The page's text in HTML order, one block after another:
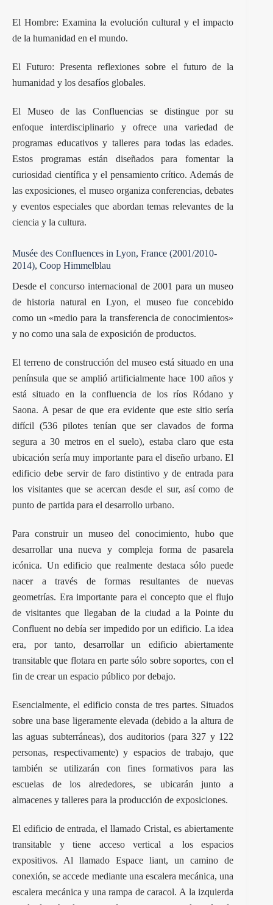
El Hombre: Examina la evolución cultural y el impacto
de la humanidad en el mundo.
El Futuro: Presenta reflexiones sobre el futuro de la
humanidad y los desafíos globales.
El Museo de las Confluencias se distingue por su
enfoque interdisciplinario y ofrece una variedad de
programas educativos y talleres para todas las edades.
Estos programas están diseñados para fomentar la
curiosidad científica y el pensamiento crítico. Además de
las exposiciones, el museo organiza conferencias, debates
y eventos especiales que abordan temas relevantes de la
ciencia y la cultura.
Musée des Confluences in Lyon, France (2001/2010-
2014), Coop Himmelblau
Desde el concurso internacional de 2001 para un museo
de historia natural en Lyon, el museo fue concebido
como un «medio para la transferencia de conocimientos»
y no como una sala de exposición de productos.
El terreno de construcción del museo está situado en una
península que se amplió artificialmente hace 100 años y
está situado en la confluencia de los ríos Ródano y
Saona. A pesar de que era evidente que este sitio sería
difícil (536 pilotes tenían que ser clavados de forma
segura a 30 metros en el suelo), estaba claro que esta
ubicación sería muy importante para el diseño urbano. El
edificio debe servir de faro distintivo y de entrada para
los visitantes que se acercan desde el sur, así como de
punto de partida para el desarrollo urbano.
Para construir un museo del conocimiento, hubo que
desarrollar una nueva y compleja forma de pasarela
icónica. Un edificio que realmente destaca sólo puede
nacer a través de formas resultantes de nuevas
geometrías. Era importante para el concepto que el flujo
de visitantes que llegaban de la ciudad a la Pointe du
Confluent no debía ser impedido por un edificio. La idea
era, por tanto, desarrollar un edificio abiertamente
transitable que flotara en parte sólo sobre soportes, con el
fin de crear un espacio público por debajo.
Esencialmente, el edificio consta de tres partes. Situados
sobre una base ligeramente elevada (debido a la altura de
las aguas subterráneas), dos auditorios (para 327 y 122
personas, respectivamente) y espacios de trabajo, que
también se utilizarán con fines formativos para las
escuelas de los alrededores, se ubicarán junto a
almacenes y talleres para la producción de exposiciones.
El edificio de entrada, el llamado Cristal, es abiertamente
transitable y tiene acceso vertical a los espacios
expositivos. Al llamado Espace liant, un camino de
conexión, se accede mediante una escalera mecánica, una
escalera mecánica y una rampa de caracol. A la izquierda